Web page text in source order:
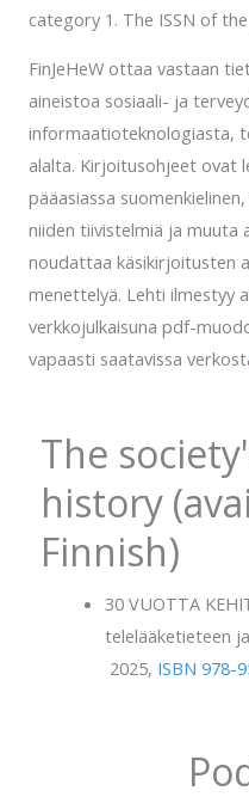
category 1. The ISSN of
FinJeHeW ottaa vastaan
aineistoa sosiaali- ja
informaatioteknologiasta,
alalta. Kirjoitusohjeet ovat
pääasiassa
niiden tiivistelmiä ja muuta
noudattaa käsikirjoitusten
menettelyä. Lehti ilmestyy
verkkojulkaisuna pdf-
vapaasti saatavissa
The
history
Finnish)
30 VUOTTA
telelääketieteen
2025, ISBN 978-